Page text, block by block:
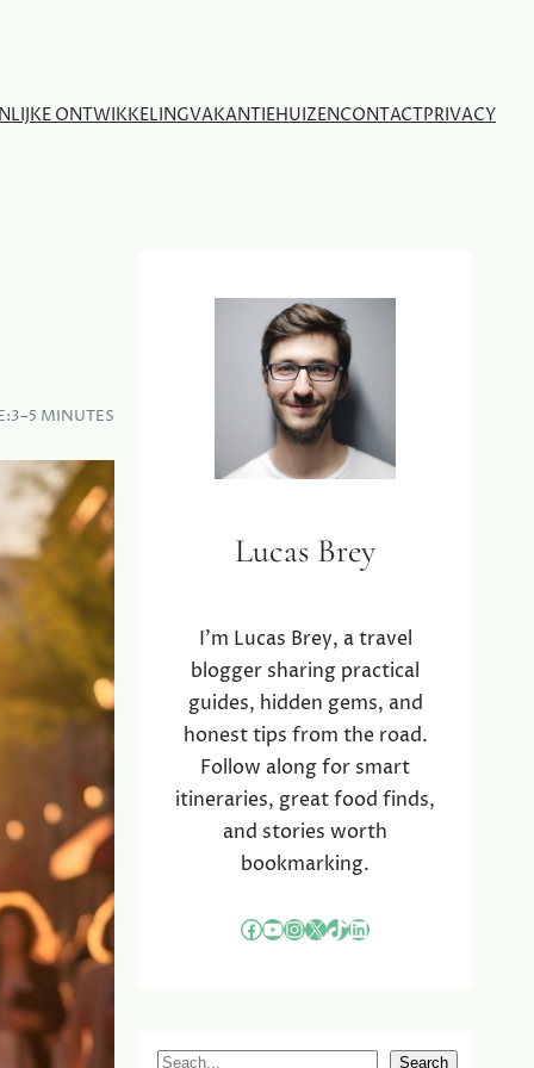
ONTWIKKELINGVAKANTIEHUIZENCONTACTPRIVACY
3–5 MINUTES
Lucas Brey
I’m Lucas Brey, a travel
blogger sharing practical
guides, hidden gems, and
honest tips from the road.
Follow along for smart
itineraries, great food finds,
and stories worth
bookmarking.
Facebook YouTube InstagramX TikTok LinkedIn
Search